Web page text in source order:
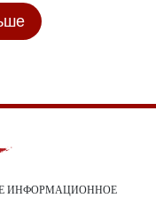
ИНФОРМАЦИОННОЕ